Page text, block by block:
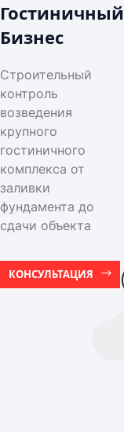
Гостиничный
Бизнес
Строительный
контроль
возведения
крупного
гостиничного
комплекса от
заливки
фундамента до
сдачи объекта
КОНСУЛЬТАЦИЯ